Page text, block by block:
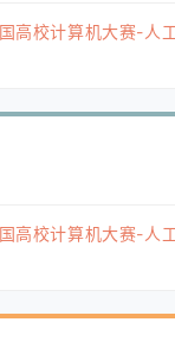
高校计算机大赛-人
高校计算机大赛-人